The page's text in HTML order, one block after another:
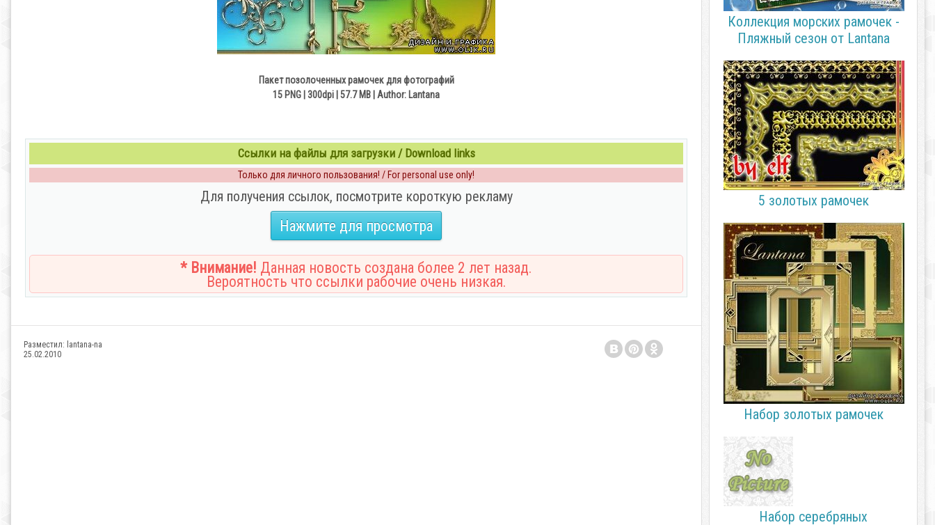
Пакет позолоченных рамочек для фотографий
15 PNG | 300dpi | 57.7 MB | Author: Lantana
Ссылки на файлы для загрузки / Download links
Только для личного пользования! / For personal use only!
Для получения ссылок, посмотрите короткую рекламу
Нажмите для просмотра
* Внимание! Данная новость создана более 2 лет назад.
Вероятность что ссылки рабочие очень низкая.
Разместил: lantana-na
25.02.2010
Коллекция морских рамочек -
Пляжный сезон от Lantana
5 золотых рамочек
Набор золотых рамочек
Набор серебряных